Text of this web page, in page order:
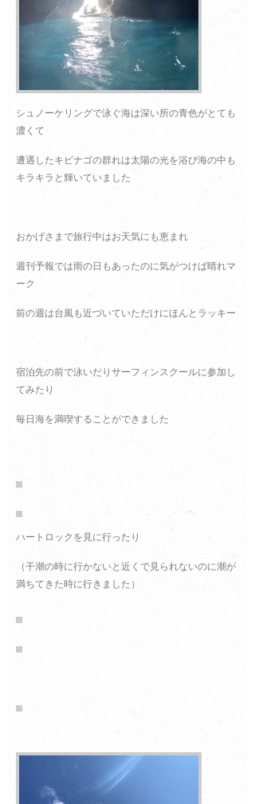
シュノーケリングで泳ぐ海は深い所の青色がとても
濃くて
遭遇したキビナゴの群れは太陽の光を浴び海の中も
キラキラと輝いていました
おかげさまで旅行中はお天気にも恵まれ
週刊予報では雨の日もあったのに気がつけば晴れマ
ーク
前の週は台風も近づいていただけにほんとラッキー
宿泊先の前で泳いだりサーフィンスクールに参加し
てみたり
毎日海を満喫することができました
ハートロックを見に行ったり
（干潮の時に行かないと近くで見られないのに潮が
満ちてきた時に行きました）